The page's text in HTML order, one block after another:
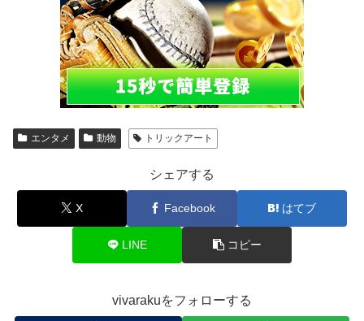
エンタメ 動物 トリックアート
シェアする
X Facebook はてブ
LINE コピー
vivarakuをフォローする